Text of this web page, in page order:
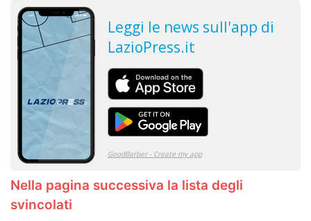
Nella pagina successiva la lista degli
svincolati